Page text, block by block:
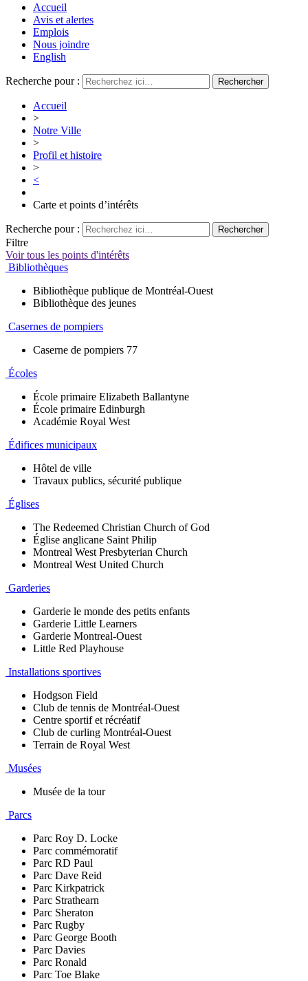
Accueil
Avis et alertes
Emplois
Nous joindre
English
Recherche pour :
Accueil
>
Notre Ville
>
Profil et histoire
>
<
Carte et points d’intérêts
Recherche pour :
Filtre
Voir tous les points d'intérêts
Bibliothèques
Bibliothèque publique de Montréal-Ouest
Bibliothèque des jeunes
Casernes de pompiers
Caserne de pompiers 77
Écoles
École primaire Elizabeth Ballantyne
École primaire Edinburgh
Académie Royal West
Édifices municipaux
Hôtel de ville
Travaux publics, sécurité publique
Églises
The Redeemed Christian Church of God
Église anglicane Saint Philip
Montreal West Presbyterian Church
Montreal West United Church
Garderies
Garderie le monde des petits enfants
Garderie Little Learners
Garderie Montreal-Ouest
Little Red Playhouse
Installations sportives
Hodgson Field
Club de tennis de Montréal-Ouest
Centre sportif et récréatif
Club de curling Montréal-Ouest
Terrain de Royal West
Musées
Musée de la tour
Parcs
Parc Roy D. Locke
Parc commémoratif
Parc RD Paul
Parc Dave Reid
Parc Kirkpatrick
Parc Strathearn
Parc Sheraton
Parc Rugby
Parc George Booth
Parc Davies
Parc Ronald
Parc Toe Blake